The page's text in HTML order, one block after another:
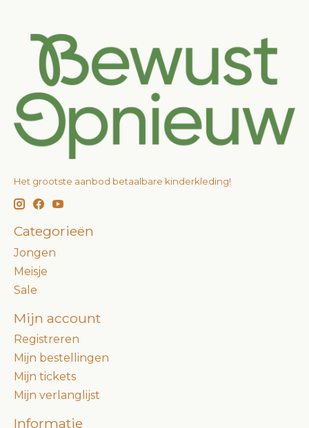
Het grootste aanbod betaalbare kinderkleding!
Categorieën
Jongen
Meisje
Sale
Mijn account
Registreren
Mijn bestellingen
Mijn tickets
Mijn verlanglijst
Informatie